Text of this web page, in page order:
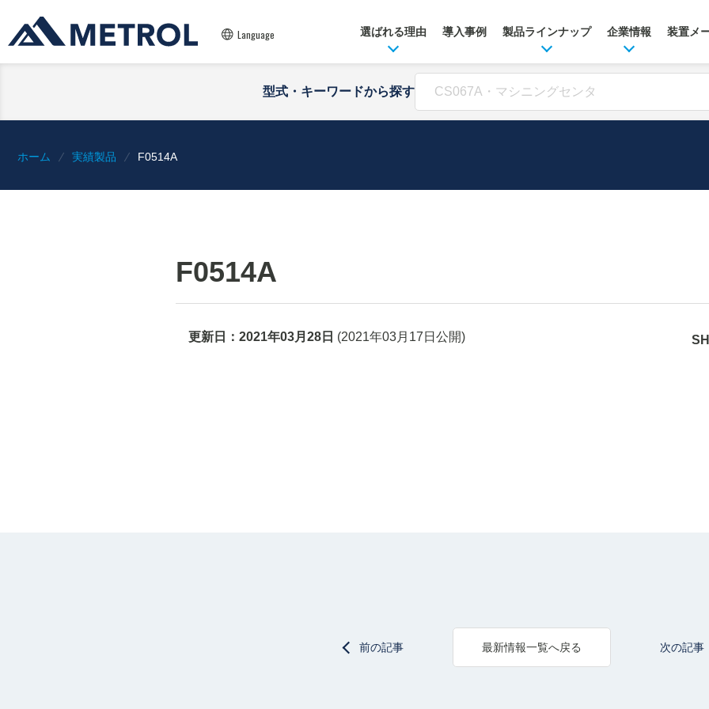
Language 選ばれる理由 導入事例 製品ラインナップ 企業情報 装置メ
型式・キーワードから探す
ホーム 実績製品 F0514A
F0514A
更新日： 2021年03月28日 (2021年03月17日 公開)
前の記事 最新情報一覧へ戻る 次の記事